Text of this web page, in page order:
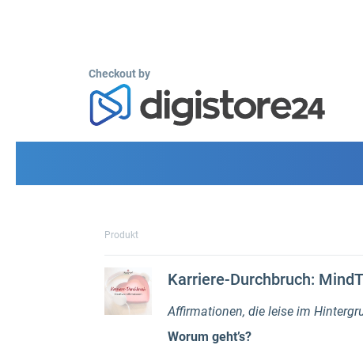
Checkout by
Produkt
Karriere-Durchbruch:
Affirmationen, die leise im
Worum geht’s?